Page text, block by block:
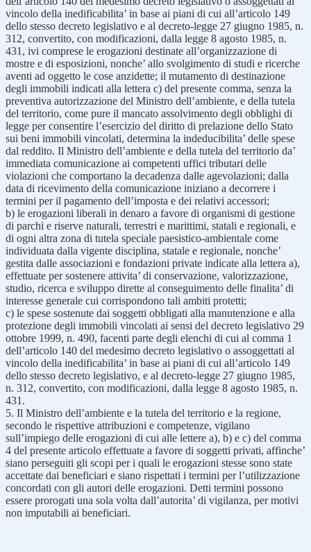
vincolo della inedificabilita’ in base ai piani di cui all’articolo 149
dello stesso decreto legislativo e al decreto-legge 27 giugno 1985, n.
312, convertito, con modificazioni, dalla legge 8 agosto 1985, n.
431, ivi comprese le erogazioni destinate all’organizzazione di
mostre e di esposizioni, nonche’ allo svolgimento di studi e ricerche
aventi ad oggetto le cose anzidette; il mutamento di destinazione
degli immobili indicati alla lettera c) del presente comma, senza la
preventiva autorizzazione del Ministro dell’ambiente, e della tutela
del territorio, come pure il mancato assolvimento degli obblighi di
legge per consentire l’esercizio del diritto di prelazione dello Stato
sui beni immobili vincolati, determina la indeducibilita’ delle spese
dal reddito. Il Ministro dell’ambiente e della tutela del territorio da’
immediata comunicazione ai competenti uffici tributari delle
violazioni che comportano la decadenza dalle agevolazioni; dalla
data di ricevimento della comunicazione iniziano a decorrere i
termini per il pagamento dell’imposta e dei relativi accessori;
b) le erogazioni liberali in denaro a favore di organismi di gestione
di parchi e riserve naturali, terrestri e marittimi, statali e regionali, e
di ogni altra zona di tutela speciale paesistico-ambientale come
individuata dalla vigente disciplina, statale e regionale, nonche’
gestita dalle associazioni e fondazioni private indicate alla lettera a),
effettuate per sostenere attivita’ di conservazione, valorizzazione,
studio, ricerca e sviluppo dirette al conseguimento delle finalita’ di
interesse generale cui corrispondono tali ambiti protetti;
c) le spese sostenute dai soggetti obbligati alla manutenzione e alla
protezione degli immobili vincolati ai sensi del decreto legislativo 29
ottobre 1999, n. 490, facenti parte degli elenchi di cui al comma 1
dell’articolo 140 del medesimo decreto legislativo o assoggettati al
vincolo della inedificabilita’ in base ai piani di cui all’articolo 149
dello stesso decreto legislativo, e al decreto-legge 27 giugno 1985,
n. 312, convertito, con modificazioni, dalla legge 8 agosto 1985, n.
431.
5. Il Ministro dell’ambiente e la tutela del territorio e la regione,
secondo le rispettive attribuzioni e competenze, vigilano
sull’impiego delle erogazioni di cui alle lettere a), b) e c) del comma
4 del presente articolo effettuate a favore di soggetti privati, affinche’
siano perseguiti gli scopi per i quali le erogazioni stesse sono state
accettate dai beneficiari e siano rispettati i termini per l’utilizzazione
concordati con gli autori delle erogazioni. Detti termini possono
essere prorogati una sola volta dall’autorita’ di vigilanza, per motivi
non imputabili ai beneficiari.